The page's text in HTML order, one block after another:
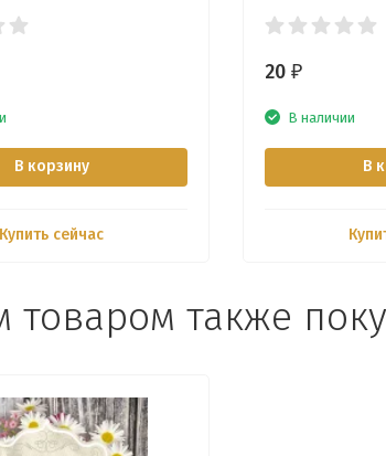
В корзину
Купить сейчас
20₽
В наличии
В
товаром также